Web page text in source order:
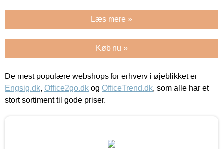
Læs mere »
Køb nu »
De mest populære webshops for erhverv i øjeblikket er
Engsig.dk, Office2go.dk og OfficeTrend.dk, som alle har et
stort sortiment til gode priser.